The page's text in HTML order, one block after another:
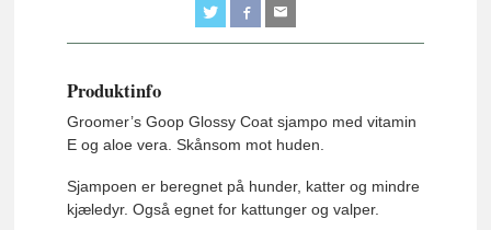
Produktinfo
Groomer’s Goop Glossy Coat sjampo med vitamin
E og aloe vera. Skånsom mot huden.
Sjampoen er beregnet på hunder, katter og mindre
kjæledyr. Også egnet for kattunger og valper.